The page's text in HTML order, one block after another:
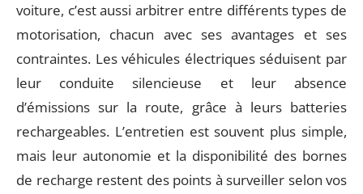
voiture, c’est aussi arbitrer entre différents types de
motorisation, chacun avec ses avantages et ses
contraintes. Les véhicules électriques séduisent par
leur conduite silencieuse et leur absence
d’émissions sur la route, grâce à leurs batteries
rechargeables. L’entretien est souvent plus simple,
mais leur autonomie et la disponibilité des bornes
de recharge restent des points à surveiller selon vos